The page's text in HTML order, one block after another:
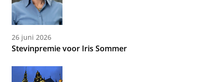
26 juni 2026
Stevinpremie voor Iris Sommer